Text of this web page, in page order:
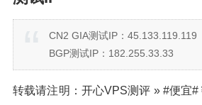
CN2 GIA测试IP：45.133.119.119
BGP测试IP：182.255.33.33
转载请注明：开心VPS测评 » #便宜#